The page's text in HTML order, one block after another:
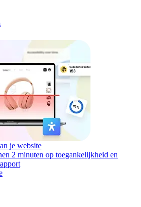
je website
2 minuten op toegankelijkheid en